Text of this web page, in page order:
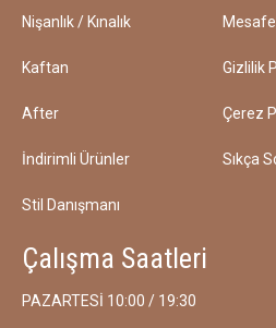
Nişanlık / Kınalık
Kaftan
After
İndirimli Ürünler
Stil Danışmanı
Gizlilik
Çerez
Sıkça
Çalışma Saatleri
PAZARTESİ 10:00 / 19:30